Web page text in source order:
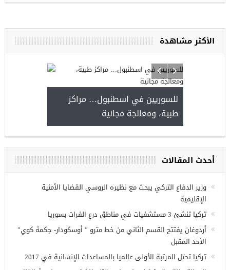
الأكثر مشاهدة
للسوريين في اسطنبول…
فرص عمل للسوريين في
أحدث المقالات
وزير الدفاع التركي يبحث مع نظيره الروسي القضايا الأمنية
الإقليمية
تركيا تنشئ 3 مستشفيات في مناطق درع الفرات بسوريا
أردوغان يفتتح القسم الثاني من خط مترو ” أوسكودار- جكمة كوي”
الأحد المقبل